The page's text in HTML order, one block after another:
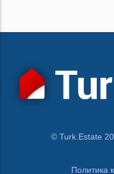
© Turk.Estate
Политика